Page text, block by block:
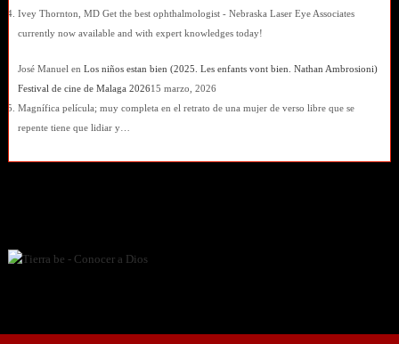
Ivey Thornton, MD Get the best ophthalmologist - Nebraska Laser Eye Associates
currently now available and with expert knowledges today!
José Manuel en Los niños estan bien (2025. Les enfants vont bien. Nathan Ambrosioni)
Festival de cine de Malaga 202615 marzo, 2026
Magnífica película; muy completa en el retrato de una mujer de verso libre que se
repente tiene que lidiar y…